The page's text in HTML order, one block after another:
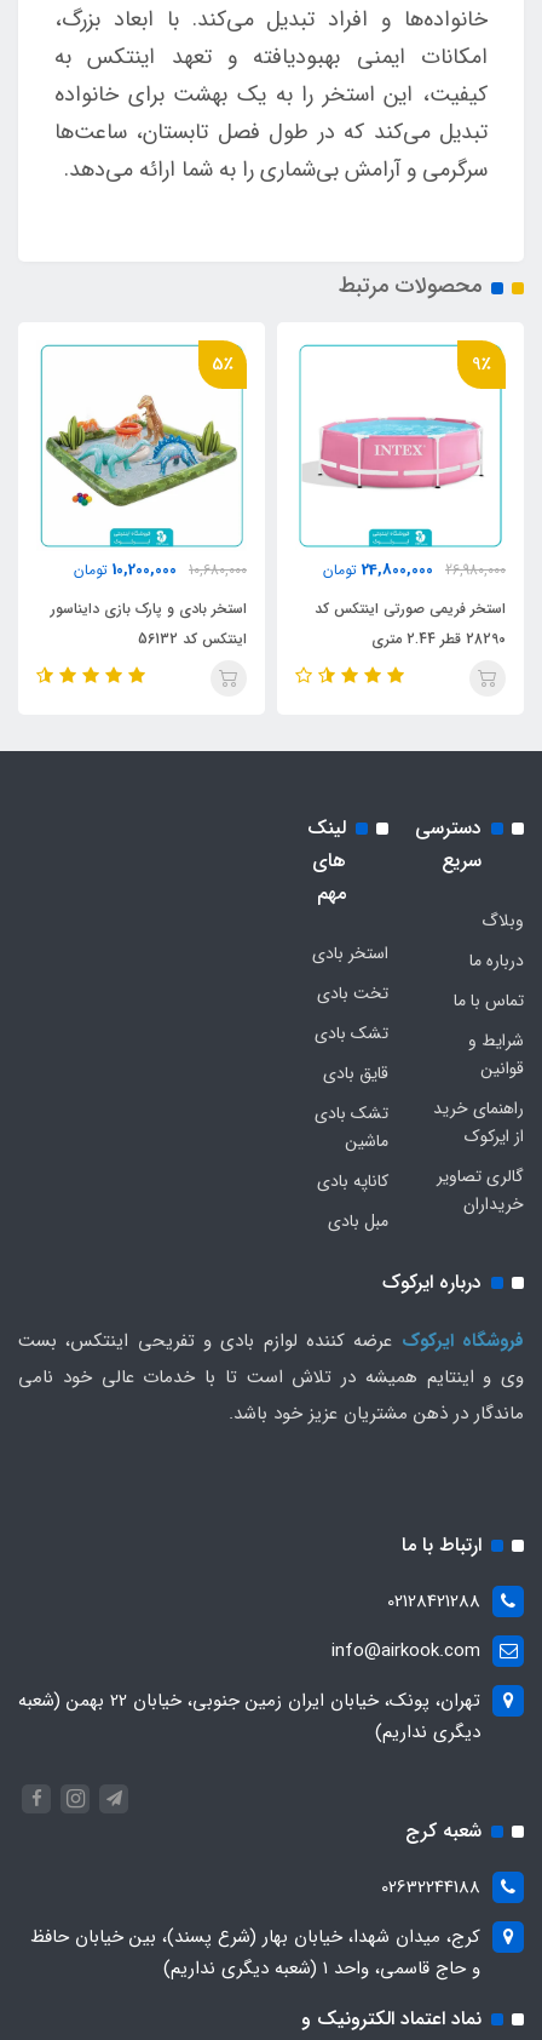
خانواده‌ها و افراد تبدیل می‌کند. با ابعاد بزرگ،
امکانات ایمنی بهبودیافته و تعهد اینتکس به
کیفیت، این استخر را به یک بهشت برای خانواده
تبدیل می‌کند که در طول فصل تابستان، ساعت‌ها
سرگرمی و آرامش بی‌شماری را به شما ارائه می‌دهد.
محصولات مرتبط
9٪
26,980,000
24,800,000 تومان
استخر فریمی صورتی اینتکس کد
28290 قطر 2.44 متری
5٪
10,680,000
10,200,000 تومان
استخر بادی و پارک بازی دایناسور
اینتکس کد 56132
دسترسی
سریع
وبلاگ
درباره ما
تماس با ما
شرایط و
قوانین
راهنمای خرید
از ایرکوک
گالری تصاویر
خریداران
لینک
های
مهم
استخر بادی
تخت بادی
تشک بادی
قایق بادی
تشک بادی
ماشین
کاناپه بادی
مبل بادی
درباره ایرکوک
فروشگاه ایرکوک عرضه کننده لوازم بادی و تفریحی اینتکس، بست
وی و اینتایم همیشه در تلاش است تا با خدمات عالی خود نامی
ماندگار در ذهن مشتریان عزیز خود باشد.
ارتباط با ما
02128421288
info@airkook.com
تهران، پونک، خیابان ایران زمین جنوبی، خیابان 22 بهمن (شعبه
دیگری نداریم)
شعبه کرج
02632244188
کرج، میدان شهدا، خیابان بهار (شرع پسند)، بین خیابان حافظ
و حاج قاسمی، واحد ۱ (شعبه دیگری نداریم)
نماد اعتماد الکترونیک و